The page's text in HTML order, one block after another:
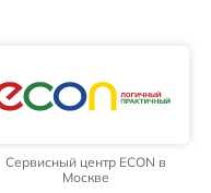
Сервисный центр ECON в
Москве